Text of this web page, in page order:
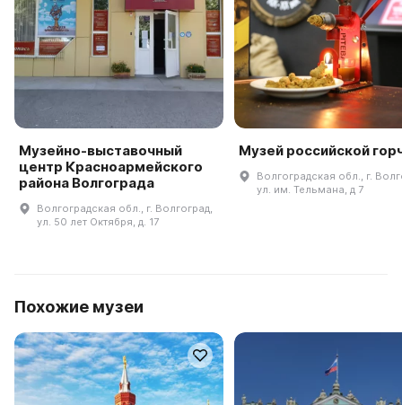
Музейно-выставочный
центр Красноармейского
района Волгограда
Волгоградская обл., г. Волгоград,
ул. 50 лет Октября, д. 17
Музей российской
Волгоградская обл., г.
ул. им. Тельмана, д 7
Похожие музеи